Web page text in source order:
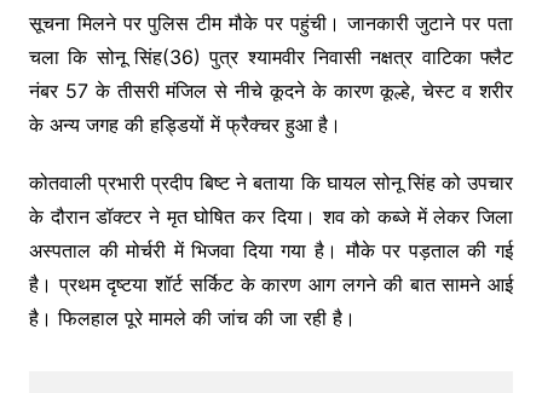
सूचना मिलने पर पुलिस टीम मौके पर पहुंची। जानकारी जुटाने पर पता
चला कि सोनू सिंह(36) पुत्र श्यामवीर निवासी नक्षत्र वाटिका फ्लैट
नंबर 57 के तीसरी मंजिल से नीचे कूदने के कारण कूल्हे, चेस्ट व शरीर
के अन्य जगह की हड्डियों में फ्रैक्चर हुआ है।
कोतवाली प्रभारी प्रदीप बिष्ट ने बताया कि घायल सोनू सिंह को उपचार
के दौरान डॉक्टर ने मृत घोषित कर दिया। शव को कब्जे में लेकर जिला
अस्पताल की मोर्चरी में भिजवा दिया गया है। मौके पर पड़ताल की गई
है। प्रथम दृष्टया शॉर्ट सर्किट के कारण आग लगने की बात सामने आई
है। फिलहाल पूरे मामले की जांच की जा रही है।